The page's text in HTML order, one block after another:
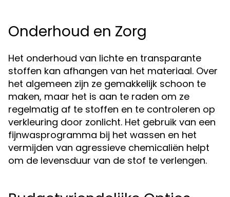
Onderhoud en Zorg
Het onderhoud van lichte en transparante
stoffen kan afhangen van het materiaal. Over
het algemeen zijn ze gemakkelijk schoon te
maken, maar het is aan te raden om ze
regelmatig af te stoffen en te controleren op
verkleuring door zonlicht. Het gebruik van een
fijnwasprogramma bij het wassen en het
vermijden van agressieve chemicaliën helpt
om de levensduur van de stof te verlengen.